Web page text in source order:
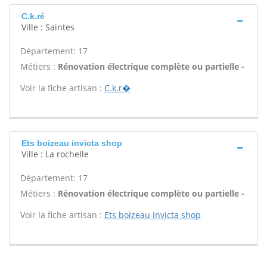
C.k.ré
Ville : Saintes
Département: 17
Métiers : Rénovation électrique complète ou partielle -
Voir la fiche artisan : C.k.r�
Ets boizeau invicta shop
Ville : La rochelle
Département: 17
Métiers : Rénovation électrique complète ou partielle -
Voir la fiche artisan : Ets boizeau invicta shop